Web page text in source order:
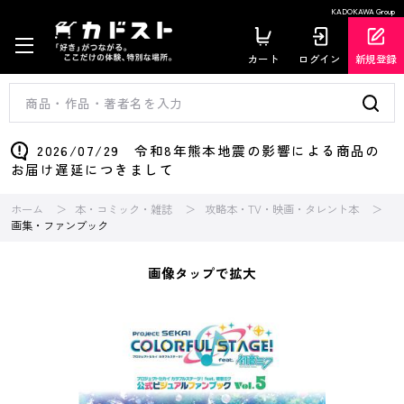
KADOKAWA Group
カート ログイン 新規登録
2026/07/29 令和8年熊本地震の影響による商品の
お届け遅延につきまして
ホーム 本・コミック・雑誌
攻略本・TV・映画・タレント本
画集・ファンブック
画像タップで拡大